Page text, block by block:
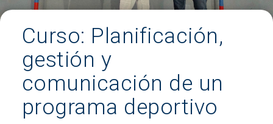
Curso: Planificación,
gestión y
comunicación de un
programa deportivo